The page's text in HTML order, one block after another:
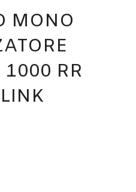
MONO
1000 RR